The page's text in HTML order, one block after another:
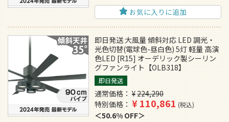
お気に入りに追加
即日発送 大風量 傾斜対応 LED 調光・
光色切替(電球色-昼白色) 5灯 軽量 高演
色LED [R15] オーデリック製シーリン
グファンライト【OLB318】
即日発送
通常価格 ¥224,290
特別価格
¥110,861 税込
50.6% OFF